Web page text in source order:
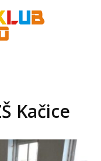
Kačice